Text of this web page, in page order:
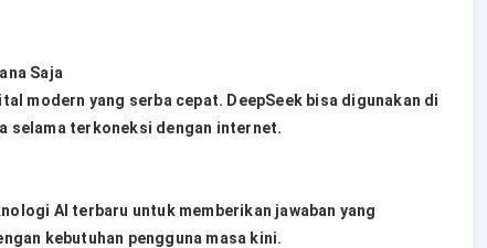
Saja
modern yang serba cepat. DeepSeek bisa digunakan di
selama terkoneksi dengan internet.
AI terbaru untuk memberikan jawaban yang
kebutuhan pengguna masa kini.